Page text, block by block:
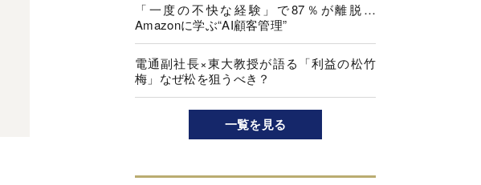
「一度の不快な経験」で87％が離脱…
Amazonに学ぶ“AI顧客管理”
電通副社長×東大教授が語る「利益の松竹
梅」なぜ松を狙うべき？
一覧を見る